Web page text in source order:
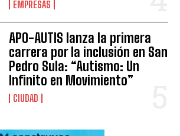
EMPRESAS
APO-AUTIS lanza la primera
carrera por la inclusión en San
Pedro Sula: “Autismo: Un
Infinito en Movimiento”
CIUDAD